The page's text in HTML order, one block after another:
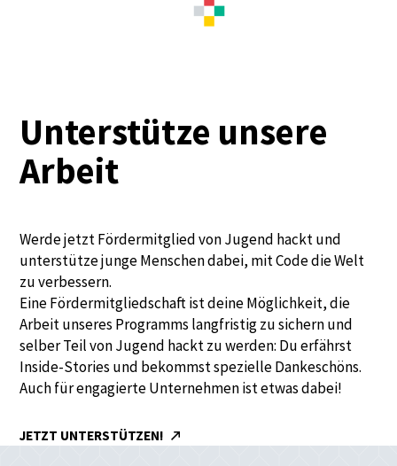
Unterstütze unsere
Arbeit
Werde jetzt Fördermitglied von Jugend hackt und
unterstütze junge Menschen dabei, mit Code die Welt
zu verbessern.
Eine Fördermitgliedschaft ist deine Möglichkeit, die
Arbeit unseres Programms langfristig zu sichern und
selber Teil von Jugend hackt zu werden: Du erfährst
Inside-Stories und bekommst spezielle Dankeschöns.
Auch für engagierte Unternehmen ist etwas dabei!
JETZT UNTERSTÜTZEN!